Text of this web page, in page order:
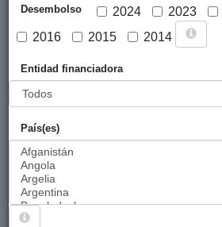
Cargar mapa
Desembolso 2024 2023
2016
2015 2014
Entidad financiadora
País(es)